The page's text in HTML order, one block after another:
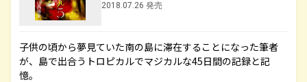
2018.07.26 発売
子供の頃から夢見ていた南の島に滞在することになった筆者
が、島で出合うトロピカルでマジカルな45日間の記録と記
憶。